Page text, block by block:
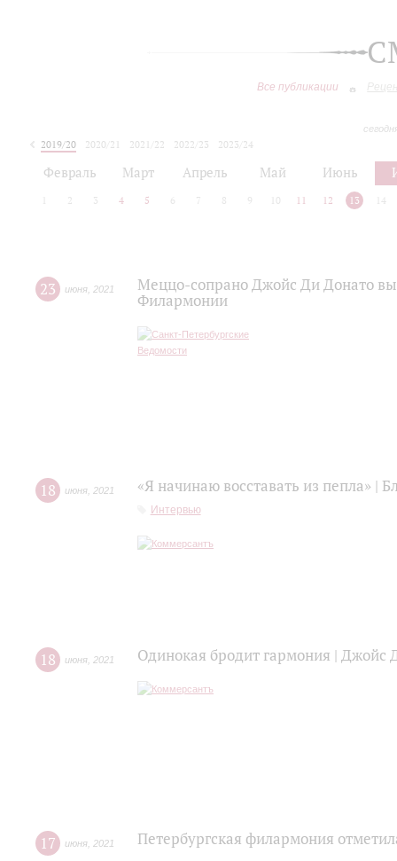
Все публикации
2019/20 2020/21 2021/22 2022/23
2023/24
Февраль Март Апрель Май Июнь
2 3 4 5 6 7 8 9 10 11 12 13 14
23 июня 2021
Меццо-сопрано Джойс Ди Донато
Филармонии
18 июня 2021 «Я начинаю восставать из пепла» |
Интервью
18 июня 2021 Одинокая бродит гармония | Джойс
17 июня 2021 Петербургская филармония